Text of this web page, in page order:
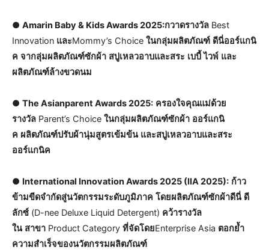
● Amarin Baby & Kids Awards 2025:กวาดรางวัล Best
Innovation และMommy’s Choice ในกลุ่มผลิตภัณฑ์ ดีนี่ออร์แกนิ
ค จากลุ่มผลิตภัณฑ์ซักผ้า สบู่เหลวอาบและสระ เบบี้ ไวพ์ และ
ผลิตภัณฑ์ล้างขวดนม
● The Asianparent Awards 2025: ครองใจคุณแม่ด้วย
รางวัล Parent’s Choice ในกลุ่มผลิตภัณฑ์ซักผ้า ออร์แกนิ
ค ผลิตภัณฑ์ปรับผ้านุ่มสูตรเข้มข้น และสบู่เหลวอาบและสระ
ออร์แกนิค
● International Innovation Awards 2025 (IIA 2025): ก้าว
ข้ามขีดจำกัดสู่นวัตกรรมระดับภูมิภาค โดยผลิตภัณฑ์ซักผ้าดีนี่ ดี
ลักซ์ (D-nee Deluxe Liquid Detergent) คว้ารางวัล
ใน สาขา Product Category ที่จัดโดยEnterprise Asia ตอกย้ำ
ความสำเร็จของนวัตกรรมผลิตภัณฑ์